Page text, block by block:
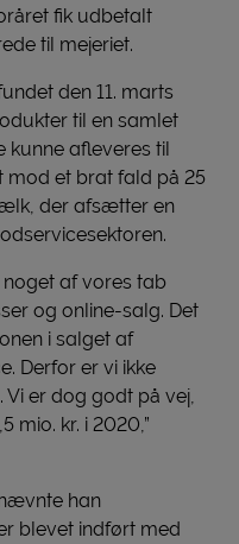
fik udbetalt
til mejeriet.
den 11. marts
til en samlet
afleveres til
mod et brat fald på 25
der afsætter en
noget af vores tab
og online-salg. Det
i salget af
Derfor er vi ikke
er dog godt på vej,
mio. kr. i 2020,”
han
blevet indført med